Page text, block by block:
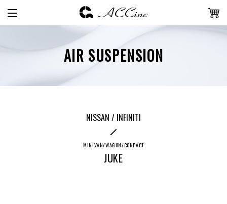
AIR SUSPENSION
NISSAN / INFINITI
MINIVAN/WAGON/CONPACT
JUKE